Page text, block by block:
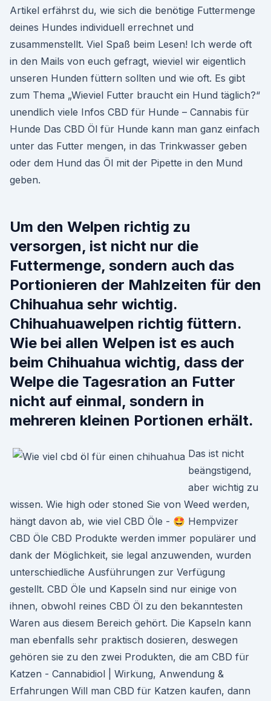
Artikel erfährst du, wie sich die benötige Futtermenge
deines Hundes individuell errechnet und
zusammenstellt. Viel Spaß beim Lesen! Ich werde oft
in den Mails von euch gefragt, wieviel wir eigentlich
unseren Hunden füttern sollten und wie oft. Es gibt
zum Thema „Wieviel Futter braucht ein Hund täglich?“
unendlich viele Infos CBD für Hunde – Cannabis für
Hunde Das CBD Öl für Hunde kann man ganz einfach
unter das Futter mengen, in das Trinkwasser geben
oder dem Hund das Öl mit der Pipette in den Mund
geben.
Um den Welpen richtig zu
versorgen, ist nicht nur die
Futtermenge, sondern auch das
Portionieren der Mahlzeiten für den
Chihuahua sehr wichtig.
Chihuahuawelpen richtig füttern.
Wie bei allen Welpen ist es auch
beim Chihuahua wichtig, dass der
Welpe die Tagesration an Futter
nicht auf einmal, sondern in
mehreren kleinen Portionen erhält.
Das ist nicht
beängstigend,
aber wichtig zu
wissen. Wie high oder stoned Sie von Weed werden,
hängt davon ab, wie viel CBD Öle - 🤩 Hempvizer
CBD Öle CBD Produkte werden immer populärer und
dank der Möglichkeit, sie legal anzuwenden, wurden
unterschiedliche Ausführungen zur Verfügung
gestellt. CBD Öle und Kapseln sind nur einige von
ihnen, obwohl reines CBD Öl zu den bekanntesten
Waren aus diesem Bereich gehört. Die Kapseln kann
man ebenfalls sehr praktisch dosieren, deswegen
gehören sie zu den zwei Produkten, die am CBD für
Katzen - Cannabidiol | Wirkung, Anwendung &
Erfahrungen Will man CBD für Katzen kaufen, dann